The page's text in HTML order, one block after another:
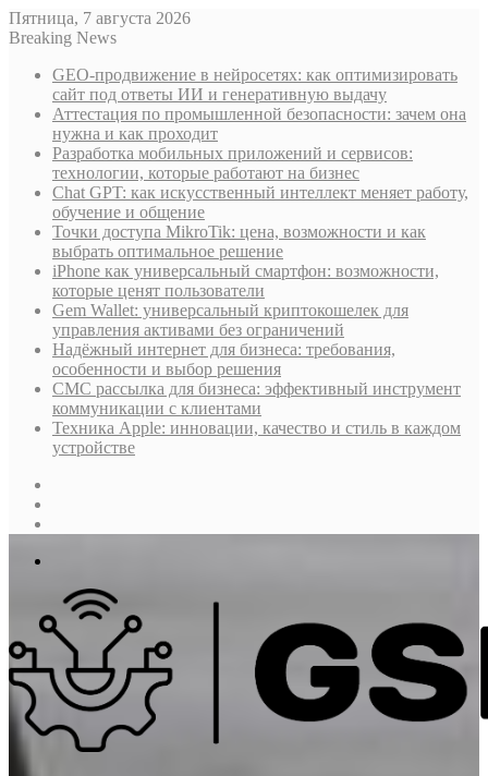
Пятница, 7 августа 2026
Breaking News
GEO-продвижение в нейросетях: как оптимизировать
сайт под ответы ИИ и генеративную выдачу
Аттестация по промышленной безопасности: зачем она
нужна и как проходит
Разработка мобильных приложений и сервисов:
технологии, которые работают на бизнес
Chat GPT: как искусственный интеллект меняет работу,
обучение и общение
Точки доступа MikroTik: цена, возможности и как
выбрать оптимальное решение
iPhone как универсальный смартфон: возможности,
которые ценят пользователи
Gem Wallet: универсальный криптокошелек для
управления активами без ограничений
Надёжный интернет для бизнеса: требования,
особенности и выбор решения
СМС рассылка для бизнеса: эффективный инструмент
коммуникации с клиентами
Техника Apple: инновации, качество и стиль в каждом
устройстве